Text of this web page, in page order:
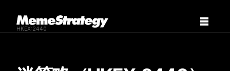
HKEX:2440